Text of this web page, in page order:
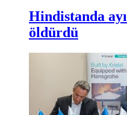
Hindistanda
öldürdü